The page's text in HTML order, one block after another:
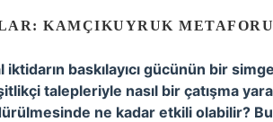
KAMÇIKUYRUK
baskılayıcı gücünün bir
talepleriyle nasıl bir çatışma
ne kadar etkili olabilir?